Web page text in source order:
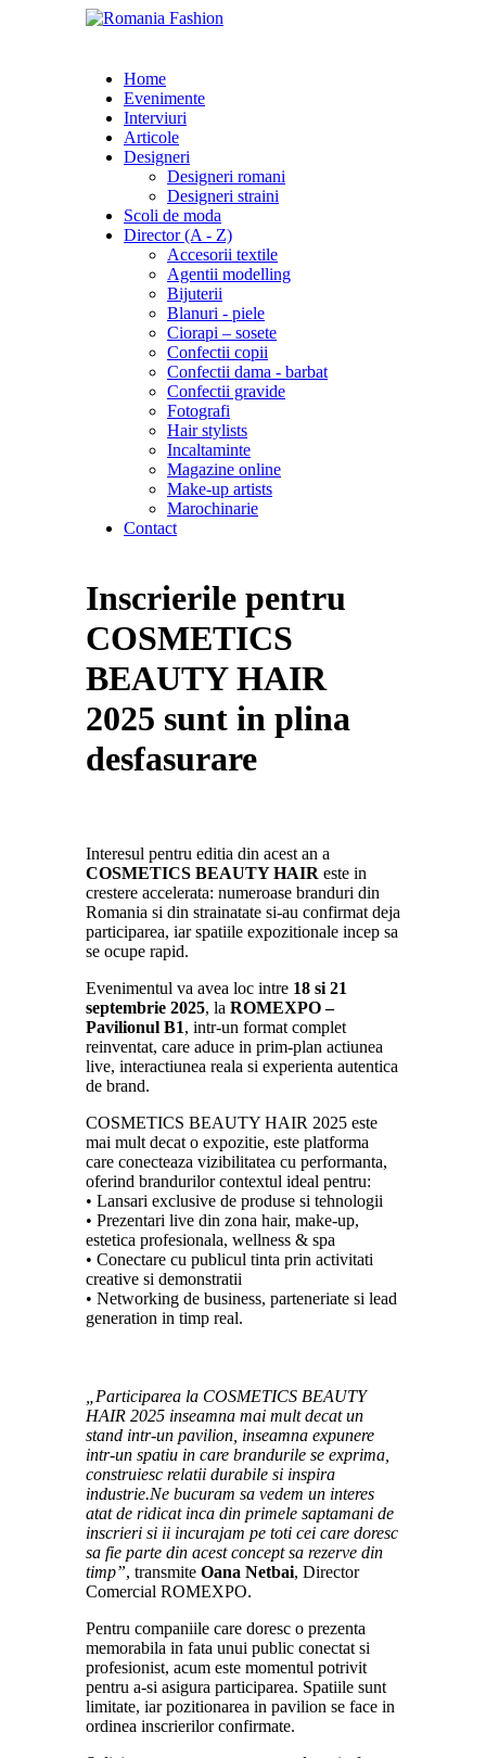
Home
Evenimente
Interviuri
Articole
Designeri
Designeri romani
Designeri straini
Scoli de moda
Director (A - Z)
Accesorii textile
Agentii modelling
Bijuterii
Blanuri - piele
Ciorapi – sosete
Confectii copii
Confectii dama - barbat
Confectii gravide
Fotografi
Hair stylists
Incaltaminte
Magazine online
Make-up artists
Marochinarie
Contact
Inscrierile pentru
COSMETICS
BEAUTY HAIR
2025 sunt in plina
desfasurare
Interesul pentru editia din acest an a
COSMETICS BEAUTY HAIR este in
crestere accelerata: numeroase branduri din
Romania si din strainatate si-au confirmat deja
participarea, iar spatiile expozitionale incep sa
se ocupe rapid.
Evenimentul va avea loc intre 18 si 21
septembrie 2025, la ROMEXPO –
Pavilionul B1, intr-un format complet
reinventat, care aduce in prim-plan actiunea
live, interactiunea reala si experienta autentica
de brand.
COSMETICS BEAUTY HAIR 2025 este
mai mult decat o expozitie, este platforma
care conecteaza vizibilitatea cu performanta,
oferind brandurilor contextul ideal pentru:
• Lansari exclusive de produse si tehnologii
• Prezentari live din zona hair, make-up,
estetica profesionala, wellness & spa
• Conectare cu publicul tinta prin activitati
creative si demonstratii
• Networking de business, parteneriate si lead
generation in timp real.
„Participarea la COSMETICS BEAUTY
HAIR 2025 inseamna mai mult decat un
stand intr-un pavilion, inseamna expunere
intr-un spatiu in care brandurile se exprima,
construiesc relatii durabile si inspira
industrie.Ne bucuram sa vedem un interes
atat de ridicat inca din primele saptamani de
inscrieri si ii incurajam pe toti cei care doresc
sa fie parte din acest concept sa rezerve din
timp”, transmite Oana Netbai, Director
Comercial ROMEXPO.
Pentru companiile care doresc o prezenta
memorabila in fata unui public conectat si
profesionist, acum este momentul potrivit
pentru a-si asigura participarea. Spatiile sunt
limitate, iar pozitionarea in pavilion se face in
ordinea inscrierilor confirmate.